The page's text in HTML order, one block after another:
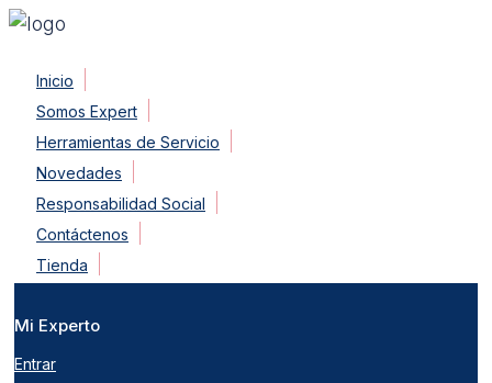
content
Inicio
Somos Expert
Herramientas de Servicio
Novedades
Responsabilidad Social
Contáctenos
Tienda
Mi Experto
Entrar